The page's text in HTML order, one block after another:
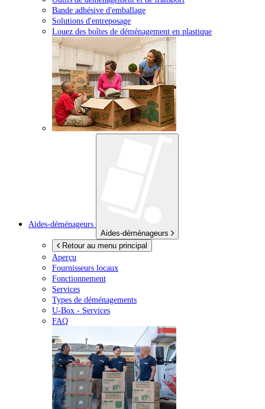
Bande adhésive d'emballage
Solutions d'entreposage
Louez des boîtes de déménagement en plastique
Aides-déménageurs
Aides-déménageurs
Retour au menu principal
Aperçu
Fournisseurs locaux
Fonctionnement
Services
Types de déménagements
U-Box - Services
FAQ